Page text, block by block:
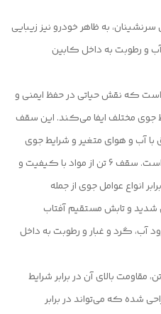
سرنشینان، به ظاهر خودرو نیز زیبایی
و رطوبت به داخل کابین
است که نقش حیاتی در حفظ ایمنی و
جوی مختلف ایفا می‌کند. این سقف
با آب و هوای متغیر و شرایط جوی
دشوار حرکت می‌کنند طراحی شده است. سقف 6 تن از مواد با کیفیت و
انواع عوامل جوی از جمله
شدید و تابش مستقیم آفتاب
آب، گرد و غبار و رطوبت به داخل
یکی از ویژگی‌های برجسته سقف 6 تن، مقاومت بالای آن در برابر شرایط
که می‌تواند در برابر